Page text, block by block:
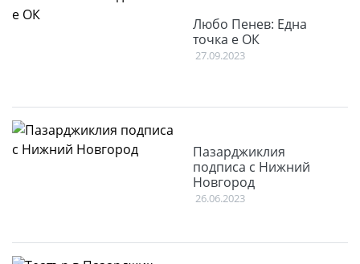
Любо Пенев: Една
точка е ОК
27.09.2023
Пазарджиклия
подписа с Нижний
Новгород
26.06.2023